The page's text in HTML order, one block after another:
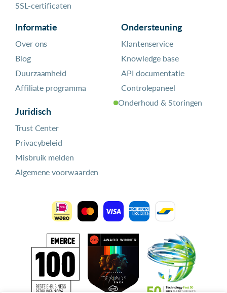
SSL-certificaten
Informatie
Over ons
Blog
Duurzaamheid
Affiliate programma
Juridisch
Trust Center
Privacybeleid
Misbruik melden
Algemene voorwaarden
Ondersteuning
Klantenservice
Knowledge base
API documentatie
Controlepaneel
Onderhoud & Storingen